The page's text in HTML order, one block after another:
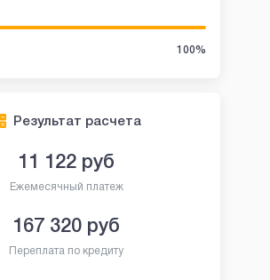
100%
Результат расчета
11 122 руб
Ежемесячный платеж
167 320 руб
Переплата по кредиту